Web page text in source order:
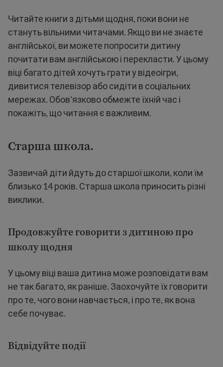
Читайте книги з дітьми щодня, поки вони не
стануть вільними читачами. Якщо ви не знаєте
англійської, ви можете попросити дитину
почитати вам англійською і перекласти. У цьому
віці багато дітей хочуть грати у відеоігри,
дивитися телевізор або сидіти в соціальних
мережах. Обов'язково обмежте їхній час і
покажіть, що читання є важливим.
Старша школа.
Зазвичай діти йдуть до старшої школи, коли їм
близько 14 років. Старша школа приносить різні
виклики.
Продовжуйте говорити з дитиною про
школу щодня
У цьому віці ваша дитина може розповідати вам
не так багато, як раніше. Заохочуйте їх говорити
про те, чого вони навчається, і про те, як вона
себе почуває.
Відвідуйте події